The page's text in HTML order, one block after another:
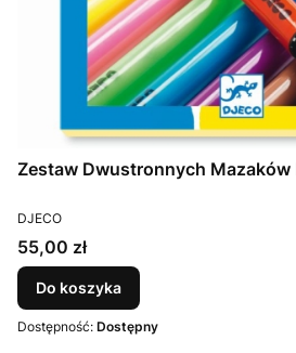
Zestaw Dwustronnych Mazaków
PRODUCENT
DJECO
Cena
55,00 zł
Do koszyka
Dostępność: Dostępny